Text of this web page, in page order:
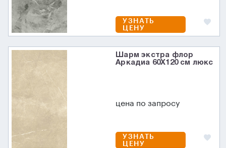
УЗНАТЬ
ЦЕНУ
Шарм экстра флор
Аркадиа 60X120 см люкс
цена по запросу
УЗНАТЬ
ЦЕНУ